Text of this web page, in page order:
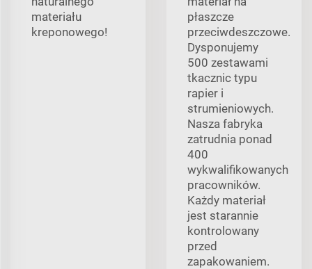
materiału
kreponowego!
płaszcze
przeciwdeszczowe.
Dysponujemy
500 zestawami
tkacznic typu
rapier i
strumieniowych.
Nasza fabryka
zatrudnia ponad
400
wykwalifikowanych
pracowników.
Każdy materiał
jest starannie
kontrolowany
przed
zapakowaniem.